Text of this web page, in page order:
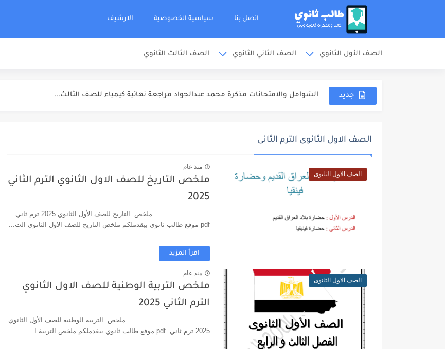
اتصل بنا سياسية الخصوصية الارشيف
الصف الأول الثانوي الصف الثاني الثانوي الصف الثالث الثانوي
جديد
مذكرة الامتحانات خالد صقر مراجعة نهائية كيمياء للصف الثالث الثانوي...
مهارات دخول الامتحان كتاب مندليف كيمياء مراجعة نهائية للصف الثالث...
كتاب مندليف كيمياء مراجعة نهائية للصف الثالث الثانوي 2025
كتاب الوافي كيمياء مراجعة نهائية للصف الثالث الثانوي 2025
ملخص المنهج محمود مجدي مراجعة نهائية فيزياء للصف الثالث الثانوي...
الصف الاول الثانوى الترم الثانى
الصف الاول الثانوى
منذ عام
ملخص التاريخ للصف الاول الثانوي الترم الثاني
2025
ملخص التاريخ للصف الأول الثانوي 2025 ترم ثاني
pdf موقع طالب ثانوي بيقدملكم ملخص التاريخ للصف الاول الثانوي الت...
اقرأ المزيد
الصف الاول الثانوى
منذ عام
ملخص التربية الوطنية للصف الاول الثانوي
الترم الثاني 2025
ملخص التربية الوطنية للصف الأول الثانوي
2025 ترم ثاني pdf موقع طالب ثانوي بيقدملكم ملخص التربية ا...